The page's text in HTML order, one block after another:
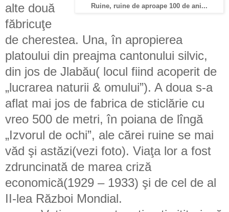
Ruine, ruine de aproape 100 de ani...
alte două
făbricuţe
de cherestea. Una, în apropierea
platoului din preajma cantonului silvic,
din jos de Jlabău( locul fiind acoperit de
„lucrarea naturii & omului”). A doua s-a
aflat mai jos de fabrica de sticlărie cu
vreo 500 de metri, în poiana de lîngă
„Izvorul de ochi”, ale cărei ruine se mai
văd şi astăzi(vezi foto). Viaţa lor a fost
zdruncinată de marea criză
economică(1929 – 1933) şi de cel de al
II-lea Război Mondial.